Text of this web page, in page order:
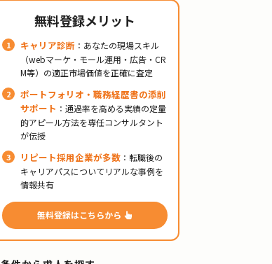
無料登録メリット
キャリア診断 ：あなたの現場スキル
（webマーケ・モール運用・広告・CR
M等）の適正市場価値を正確に査定
ポートフォリオ・職務経歴書の添削
サポート ：通過率を高める実績の定量
的アピール方法を専任コンサルタント
が伝授
リピート採用企業が多数 ：転職後の
キャリアパスについてリアルな事例を
情報共有
無料登録はこちらから